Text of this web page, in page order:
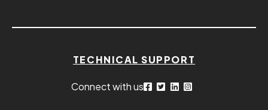
TECHNICAL SUPPORT
Connect with us